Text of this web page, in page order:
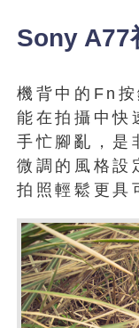
Sony A77
機背中的Fn按
能在拍攝中快
手忙腳亂，是
微調的風格設
拍照輕鬆更具